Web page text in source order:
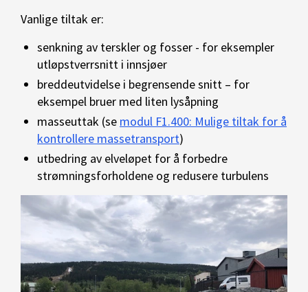
Vanlige tiltak er:
senkning av terskler og fosser - for eksempler
utløpstverrsnitt i innsjøer
breddeutvidelse i begrensende snitt – for
eksempel bruer med liten lysåpning
masseuttak (se modul F1.400: Mulige tiltak for å
kontrollere massetransport)
utbedring av elveløpet for å forbedre
strømningsforholdene og redusere turbulens